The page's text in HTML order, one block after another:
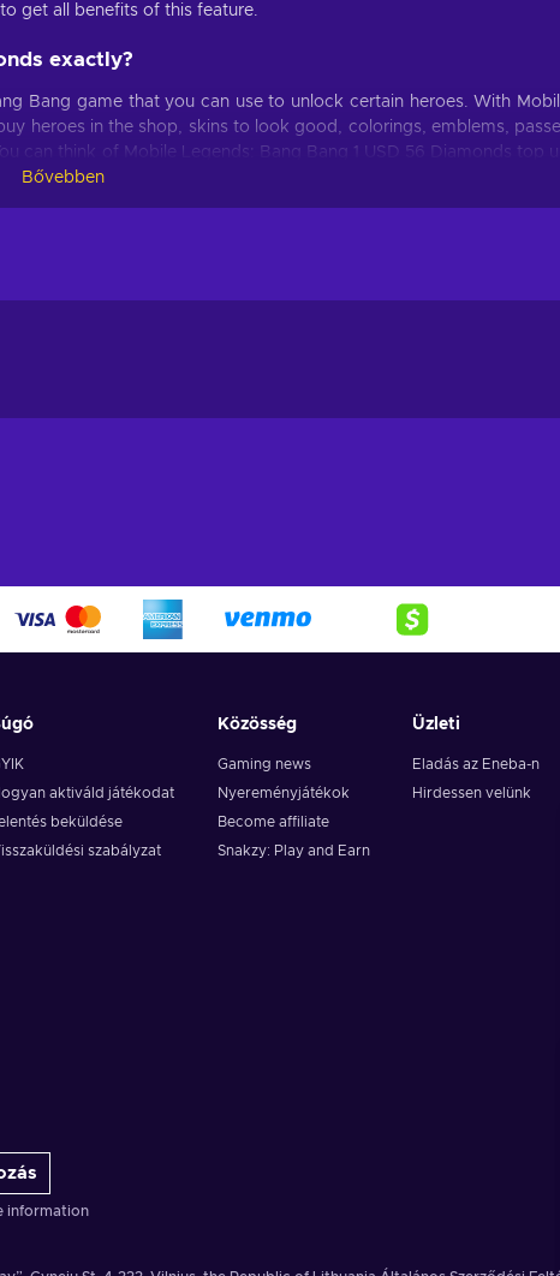
get all benefits of this feature.
exactly?
Bang game that you can use to unlock certain heroes. With
heroes in the shop, skins to look good, colorings, emblems,
can think of Mobile Legends: Bang Bang 1 USD 56 Diamonds top
MOBA game. This currency will definitely change your gameplay and
Bővebben
aktiváld játékodat
beküldése
szabályzat
Közösség
Gaming news
Nyereményjátékok
Become affiliate
Snakzy: Play and Earn
Üzleti
Eladás az Eneba-n
Hirdessen velünk
information